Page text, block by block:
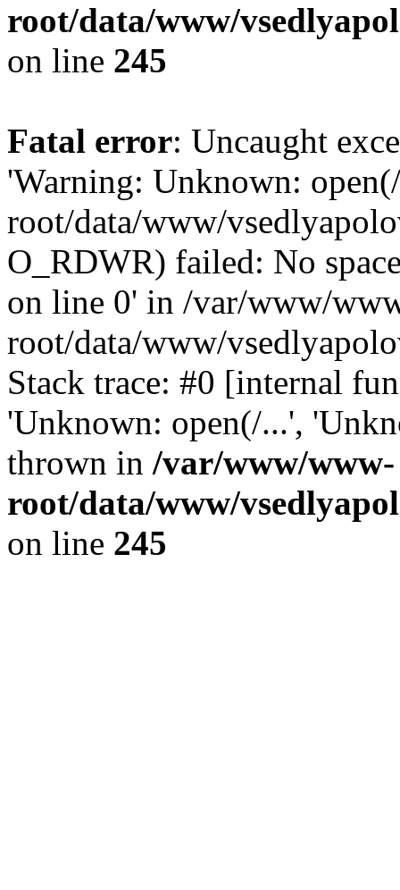
root/data/www/
on line 245
Fatal error: Uncaught
'Warning: Unknown:
root/data/www/
O_RDWR) failed: No
on line 0' in /var/www/
root/data/www/
Stack trace: #0 [internal
'Unknown: open(/...',
thrown in /var/www/www-
root/data/www/
on line 245